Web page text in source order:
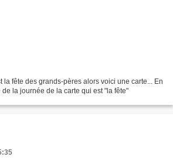
la fête des grands-pères alors voici une carte... En
la journée de la carte qui est "la fête"